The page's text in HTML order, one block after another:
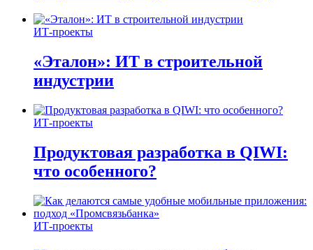
ИТ-проекты
«Эталон»: ИТ в строительной
индустрии
ИТ-проекты
Продуктовая разработка в QIWI:
что особенного?
ИТ-проекты